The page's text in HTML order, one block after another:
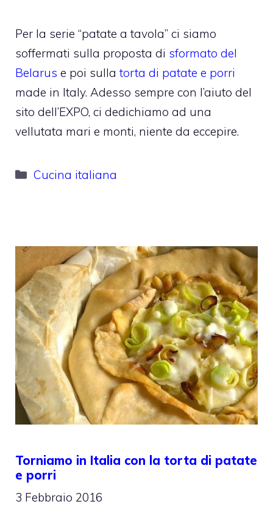
Per la serie “patate a tavola” ci siamo
soffermati sulla proposta di sformato del
Belarus e poi sulla torta di patate e porri
made in Italy. Adesso sempre con l’aiuto del
sito dell’EXPO, ci dedichiamo ad una
vellutata mari e monti, niente da eccepire.
Categorie
Cucina italiana
Torniamo in Italia con la torta di patate
e porri
3 Febbraio 2016